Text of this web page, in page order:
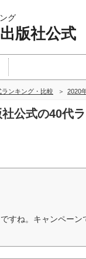
グ
版社公式
ンキング・比較 2020
公式の40代
すね。キャンペー